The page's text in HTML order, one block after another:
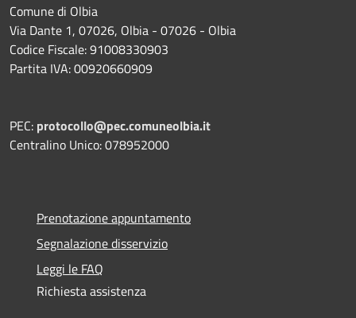
Comune di Olbia
Via Dante 1, 07026, Olbia - 07026 - Olbia
Codice Fiscale: 91008330903
Partita IVA: 00920660909
PEC: protocollo@pec.comuneolbia.it
Centralino Unico: 078952000
Prenotazione appuntamento
Segnalazione disservizio
Leggi le FAQ
Richiesta assistenza